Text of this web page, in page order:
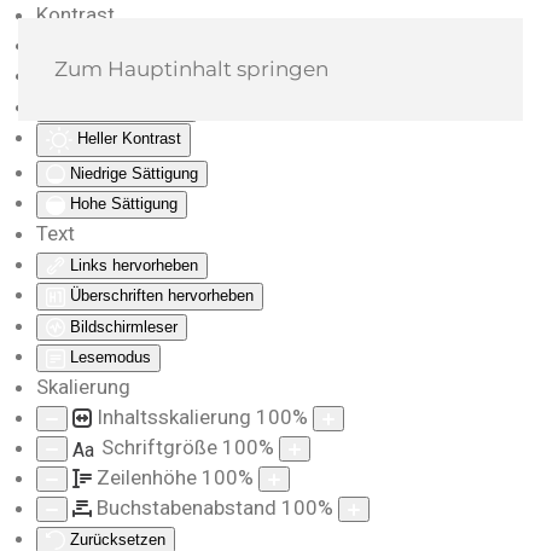
Kontrast
Monochrom
Heller Kontrast
Niedrige Sättigung
Hohe Sättigung
Text
Links hervorheben
Überschriften hervorheben
Bildschirmleser
Lesemodus
Skalierung
Inhaltsskalierung 100%
Aa Schriftgröße 100%
Zeilenhöhe 100%
Buchstabenabstand 100%
Zurücksetzen
Zum Hauptinhalt springen